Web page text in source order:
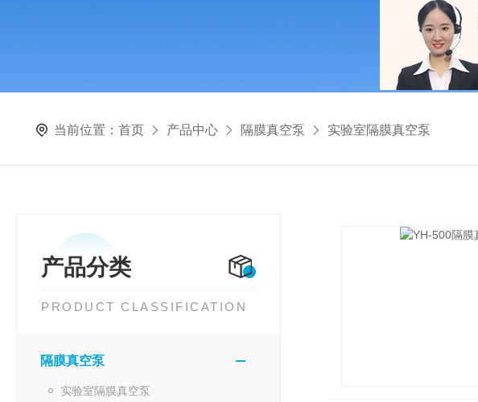
当前位置：首页 产品中心 隔膜真空泵 实验室隔膜真空泵
产品分类
PRODUCT CLASSIFICATION
隔膜真空泵
实验室隔膜真空泵